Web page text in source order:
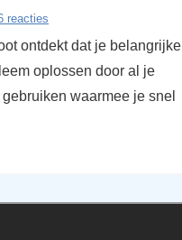
reacties
ontdekt dat je belangrijke
oplossen door al je
waarmee je snel